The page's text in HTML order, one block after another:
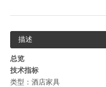
描述
总览
技术指标
类型：酒店家具